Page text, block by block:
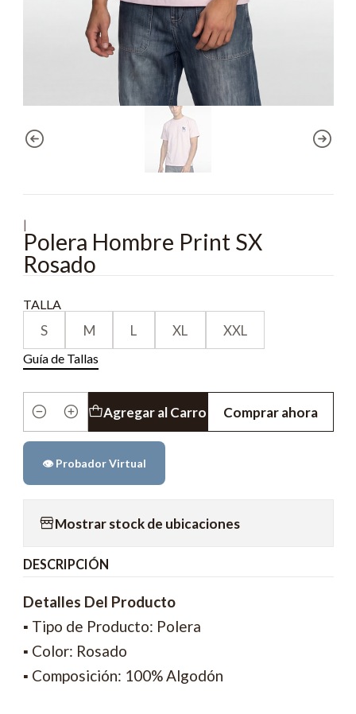
|
Polera Hombre Print SX
Rosado
TALLA
S M L XL XXL
Guía de Tallas
Cantidad
Agregar al Carro Comprar ahora
👁️ Probador Virtual
Mostrar stock de ubicaciones
DESCRIPCIÓN
Detalles Del Producto
▪ Tipo de Producto: Polera
▪ Color: Rosado
▪ Composición: 100% Algodón